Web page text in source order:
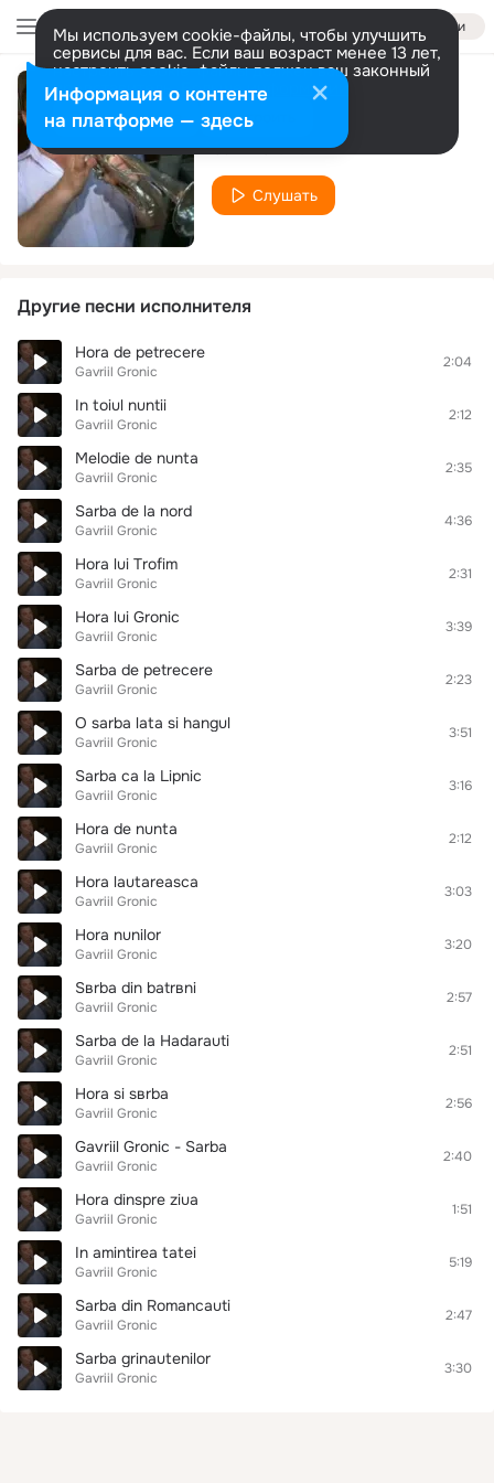
Войти
Мы используем cookie-файлы, чтобы улучшить
сервисы для вас. Если ваш возраст менее 13 лет,
настроить cookie-файлы должен ваш законный
представитель. Больше информации
Разрешить все Настроить
Un vivat
Gavriil Gronic
Слушать
Другие песни исполнителя
Hora de petrecere
Gavriil Gronic
2:04
In toiul nuntii
Gavriil Gronic
2:12
Melodie de nunta
Gavriil Gronic
2:35
Sarba de la nord
Gavriil Gronic
4:36
Hora lui Trofim
Gavriil Gronic
2:31
Hora lui Gronic
Gavriil Gronic
3:39
Sarba de petrecere
Gavriil Gronic
2:23
O sarba lata si hangul
Gavriil Gronic
3:51
Sarba ca la Lipnic
Gavriil Gronic
3:16
Hora de nunta
Gavriil Gronic
2:12
Hora lautareasca
Gavriil Gronic
3:03
Hora nunilor
Gavriil Gronic
3:20
Sвrba din batrвni
Gavriil Gronic
2:57
Sarba de la Hadarauti
Gavriil Gronic
2:51
Hora si sвrba
Gavriil Gronic
2:56
Gavriil Gronic - Sarba
Gavriil Gronic
2:40
Hora dinspre ziua
Gavriil Gronic
1:51
In amintirea tatei
Gavriil Gronic
5:19
Sarba din Romancauti
Gavriil Gronic
2:47
Sarba grinautenilor
Gavriil Gronic
3:30
Информация о контенте
на платформе — здесь